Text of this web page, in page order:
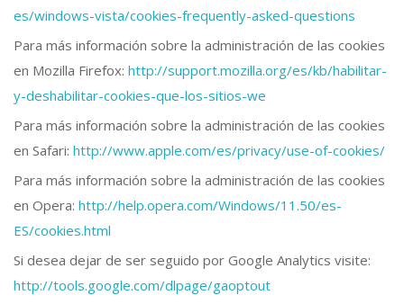
es/windows-vista/cookies-frequently-asked-questions
Para más información sobre la administración de las cookies
en Mozilla Firefox: http://support.mozilla.org/es/kb/habilitar-
y-deshabilitar-cookies-que-los-sitios-we
Para más información sobre la administración de las cookies
en Safari: http://www.apple.com/es/privacy/use-of-cookies/
Para más información sobre la administración de las cookies
en Opera: http://help.opera.com/Windows/11.50/es-
ES/cookies.html
Si desea dejar de ser seguido por Google Analytics visite:
http://tools.google.com/dlpage/gaoptout